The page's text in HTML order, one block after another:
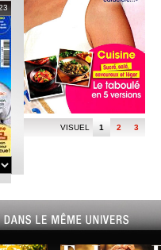
1 2 3
VISUEL